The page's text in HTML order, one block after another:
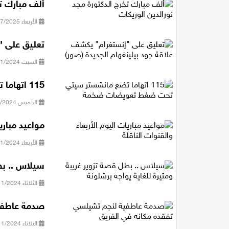
ألف مبارك
الأربعاء 30/07/2025 20:15
تعليق على
السبت 09/11/2024 10:23
115 اتهاما تضع مانشستر سيتي تحت ضغط تعويضات ضخمة
الخميس 07/11/2024 09:10
مواعيد
الأربعاء 06/11/2024 10:31
سيلاس ..
الثلاثاء 05/11/2024 18:27
صدمة
الثلاثاء 05/11/2024 14:09